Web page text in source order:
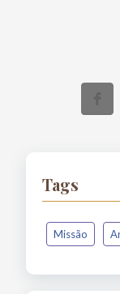
Tags
Missão